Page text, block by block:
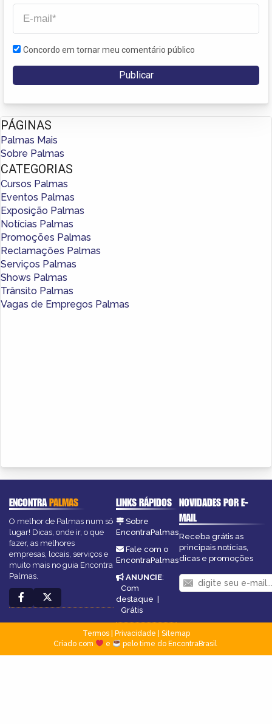
Concordo em tornar meu comentário público
PÁGINAS
Palmas Mais
Sobre Palmas
CATEGORIAS
Cursos Palmas
Eventos Palmas
Exposição Palmas
Notícias Palmas
Promoções Palmas
Reclamações Palmas
Serviços Palmas
Shows Palmas
Trânsito Palmas
Vagas de Empregos Palmas
ENCONTRAPALMAS
O melhor de Palmas num só
lugar! Dicas, onde ir, o que
fazer, as melhores
empresas, locais, serviços e
muito mais no guia Encontra
Palmas.
LINKS RÁPIDOS
Sobre
EncontraPalmas
Fale com o
EncontraPalmas
ANUNCIE:
Com
destaque |
Grátis
NOVIDADES POR E-
MAIL
Receba grátis as
principais notícias,
dicas e promoções
Termos| Privacidade
Sitemap
Criado com
e pelo time do EncontraBrasil